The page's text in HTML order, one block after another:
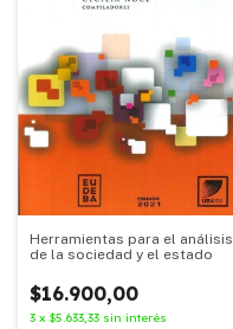
Herramientas para el análisis
de la sociedad y el estado
$16.900,00
3 x $5.633,33 sin interés